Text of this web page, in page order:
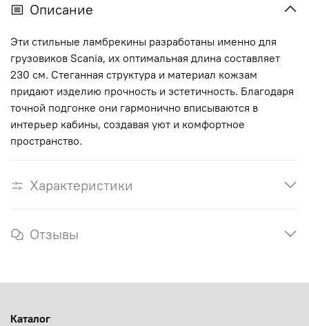
Описание
Эти стильные ламбрекины разработаны именно для
грузовиков Scania, их оптимальная длина составляет
230 см. Стеганная структура и материал кожзам
придают изделию прочность и эстетичность. Благодаря
точной подгонке они гармонично вписываются в
интерьер кабины, создавая уют и комфортное
пространство.
Характеристики
Отзывы
Каталог